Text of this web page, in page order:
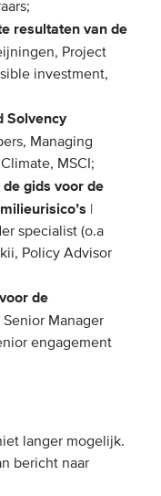
resultaten van de
Project
investment,
Solvency
Managing
MSCI;
gids voor de
specialist (o.a
Policy Advisor
de
Senior Manager
engagement
langer mogelijk.
bericht naar